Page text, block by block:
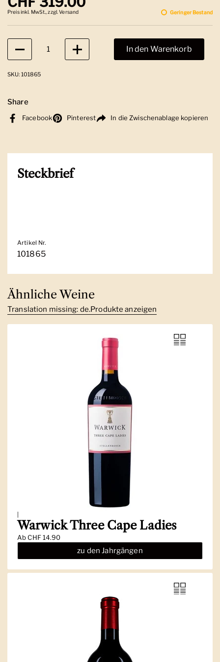
Preis inkl. MwSt., zzgl. Versand Geringer Bestand
Anzahl
In den Warenkorb
SKU: 101865
Share
Facebook Pinterest In die Zwischenablage kopieren
Steckbrief
Artikel Nr.
101865
Ähnliche Weine
Translation missing: de.Produkte anzeigen
|
Warwick Three Cape Ladies
AbCHF 14.90
zu den Jahrgängen